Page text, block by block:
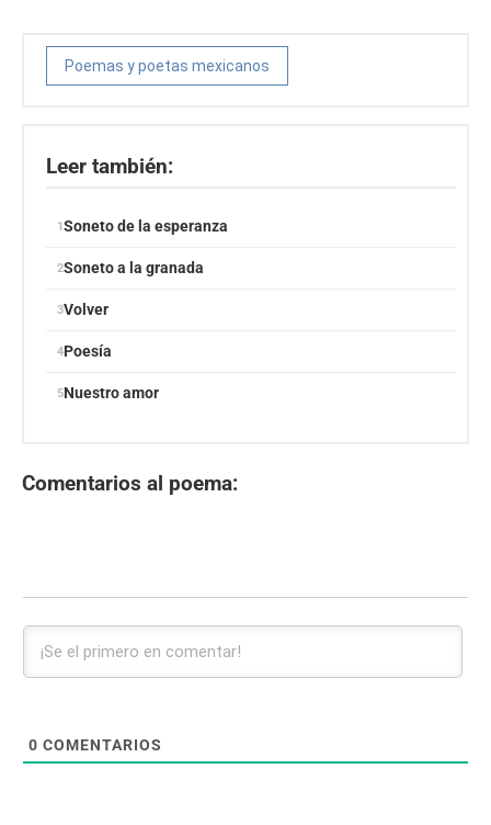
Poemas y poetas mexicanos
Leer también:
Soneto de la esperanza
Soneto a la granada
Volver
Poesía
Nuestro amor
Comentarios al poema:
0 COMENTARIOS